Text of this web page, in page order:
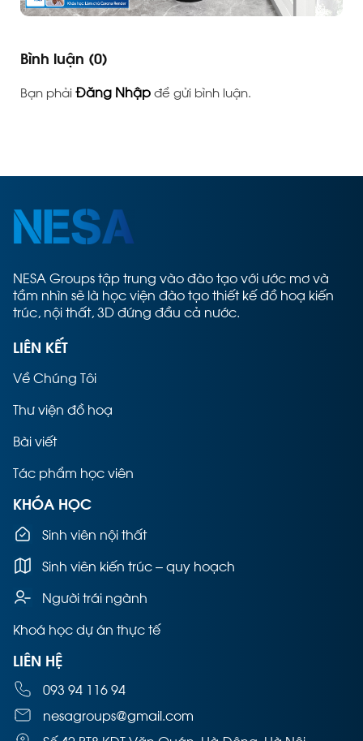
Bình luận (0)
Bạn phải Đăng Nhậpđể gửi bình luận.
NESA Groups tập trung vào đào tạo với ước mơ và
tầm nhìn sẽ là học viện đào tạo thiết kế đồ hoạ kiến
trúc, nội thất, 3D đứng đầu cả nước.
LIÊN KẾT
Về Chúng Tôi
Thư viện đồ hoạ
Bài viết
Tác phẩm học viên
KHÓA HỌC
Sinh viên nội thất
Sinh viên kiến trúc – quy hoạch
Người trái ngành
Khoá học dự án thực tế
LIÊN HỆ
093 94 116 94
nesagroups@gmail.com